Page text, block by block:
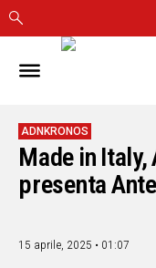
IN
CAGLIARI
SASSARI
NUORO
ORISTANO
GALLURA
ADNKRONOS
Made in
presenta
15 aprile, 2025 • 01:07